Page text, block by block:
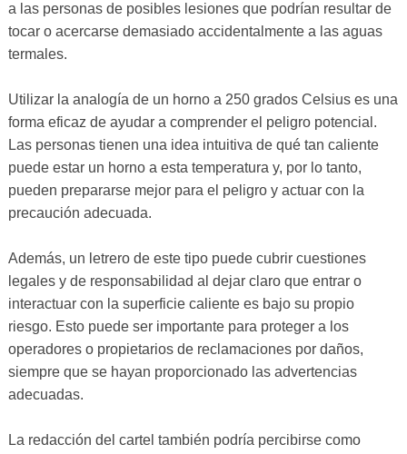
a las personas de posibles lesiones que podrían resultar de
tocar o acercarse demasiado accidentalmente a las aguas
termales.
Utilizar la analogía de un horno a 250 grados Celsius es una
forma eficaz de ayudar a comprender el peligro potencial.
Las personas tienen una idea intuitiva de qué tan caliente
puede estar un horno a esta temperatura y, por lo tanto,
pueden prepararse mejor para el peligro y actuar con la
precaución adecuada.
Además, un letrero de este tipo puede cubrir cuestiones
legales y de responsabilidad al dejar claro que entrar o
interactuar con la superficie caliente es bajo su propio
riesgo. Esto puede ser importante para proteger a los
operadores o propietarios de reclamaciones por daños,
siempre que se hayan proporcionado las advertencias
adecuadas.
La redacción del cartel también podría percibirse como